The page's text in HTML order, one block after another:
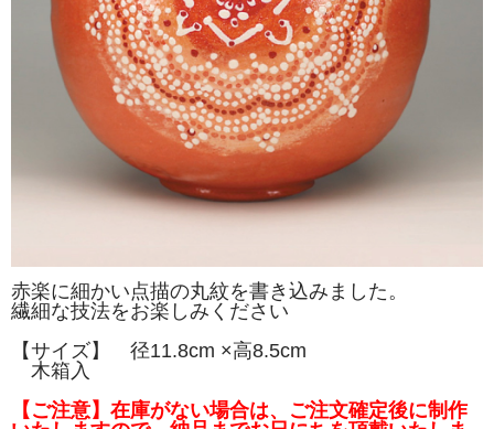
赤楽に細かい点描の丸紋を書き込みました。
繊細な技法をお楽しみください
【サイズ】 径11.8cm ×高8.5cm
木箱入
【ご注意】在庫がない場合は、ご注文確定後に制作